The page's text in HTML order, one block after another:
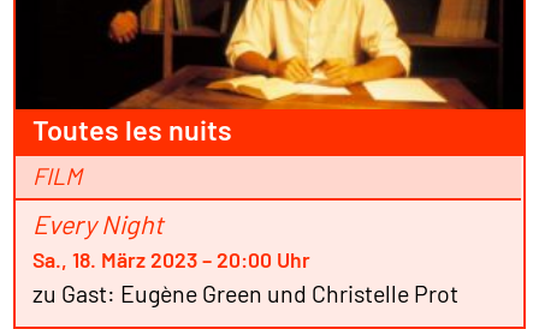
Toutes les nuits
FILM
Every Night
Sa., 18. März 2023 – 20:00 Uhr
zu Gast: Eugène Green und Christelle Prot